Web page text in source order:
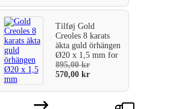
TilføjGold
Creoles 8 karats
äkta guld örhängen
Ø20 x 1,5 mmfor
895,00kr
570,00kr